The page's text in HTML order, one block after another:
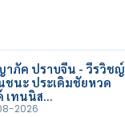
ภัค ปราบจีน - วีรวิชญ์
ชนะ ประเดิมชัยหวด
เทนนิส…
2026